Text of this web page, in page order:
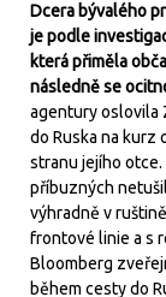
Dcera bývalého
je podle
která přiměla
následně se
agentury oslovila
do Ruska na kurz
stranu jejího
příbuzných
výhradně v
frontové linie a s
Bloomberg
během cesty do